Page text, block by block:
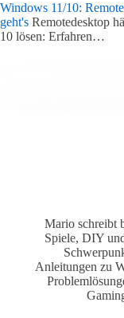
Windows 11/10:
geht's Remotedesktop
10 lösen: Erfahren…
Mario schreibt
Spiele, DIY
Anleitungen zu